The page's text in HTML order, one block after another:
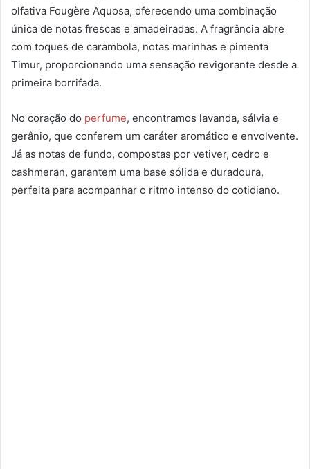
olfativa Fougère Aquosa, oferecendo uma combinação
única de notas frescas e amadeiradas. A fragrância abre
com toques de carambola, notas marinhas e pimenta
Timur, proporcionando uma sensação revigorante desde a
primeira borrifada.
No coração do perfume, encontramos lavanda, sálvia e
gerânio, que conferem um caráter aromático e envolvente.
Já as notas de fundo, compostas por vetiver, cedro e
cashmeran, garantem uma base sólida e duradoura,
perfeita para acompanhar o ritmo intenso do cotidiano.